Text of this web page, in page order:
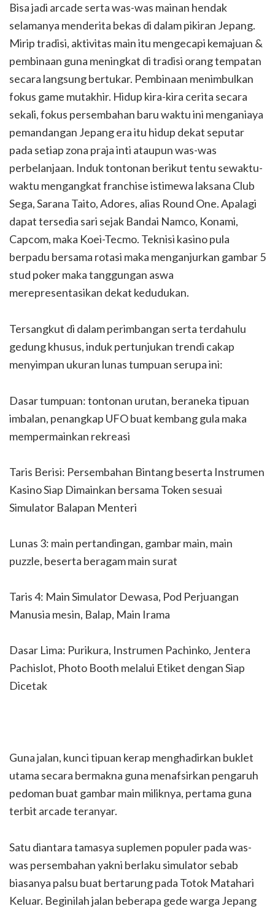
Bisa jadi arcade serta was-was mainan hendak
selamanya menderita bekas di dalam pikiran Jepang.
Mirip tradisi, aktivitas main itu mengecapi kemajuan &
pembinaan guna meningkat di tradisi orang tempatan
secara langsung bertukar. Pembinaan menimbulkan
fokus game mutakhir. Hidup kira-kira cerita secara
sekali, fokus persembahan baru waktu ini menganiaya
pemandangan Jepang era itu hidup dekat seputar
pada setiap zona praja inti ataupun was-was
perbelanjaan. Induk tontonan berikut tentu sewaktu-
waktu mengangkat franchise istimewa laksana Club
Sega, Sarana Taito, Adores, alias Round One. Apalagi
dapat tersedia sari sejak Bandai Namco, Konami,
Capcom, maka Koei-Tecmo. Teknisi kasino pula
berpadu bersama rotasi maka menganjurkan gambar 5
stud poker maka tanggungan aswa
merepresentasikan dekat kedudukan.
Tersangkut di dalam perimbangan serta terdahulu
gedung khusus, induk pertunjukan trendi cakap
menyimpan ukuran lunas tumpuan serupa ini:
Dasar tumpuan: tontonan urutan, beraneka tipuan
imbalan, penangkap UFO buat kembang gula maka
mempermainkan rekreasi
Taris Berisi: Persembahan Bintang beserta Instrumen
Kasino Siap Dimainkan bersama Token sesuai
Simulator Balapan Menteri
Lunas 3: main pertandingan, gambar main, main
puzzle, beserta beragam main surat
Taris 4: Main Simulator Dewasa, Pod Perjuangan
Manusia mesin, Balap, Main Irama
Dasar Lima: Purikura, Instrumen Pachinko, Jentera
Pachislot, Photo Booth melalui Etiket dengan Siap
Dicetak
Guna jalan, kunci tipuan kerap menghadirkan buklet
utama secara bermakna guna menafsirkan pengaruh
pedoman buat gambar main miliknya, pertama guna
terbit arcade teranyar.
Satu diantara tamasya suplemen populer pada was-
was persembahan yakni berlaku simulator sebab
biasanya palsu buat bertarung pada Totok Matahari
Keluar. Beginilah jalan beberapa gede warga Jepang